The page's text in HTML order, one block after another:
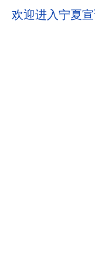
欢迎进入宁夏宣